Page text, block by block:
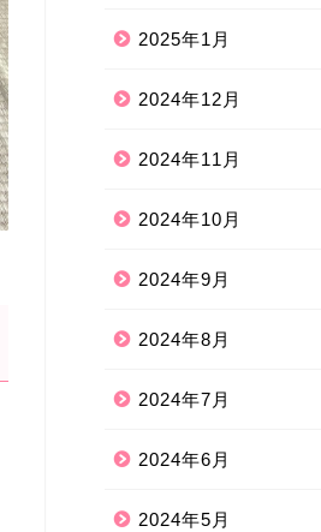
2025年1月
2024年12月
2024年11月
2024年10月
2024年9月
2024年8月
2024年7月
2024年6月
2024年5月